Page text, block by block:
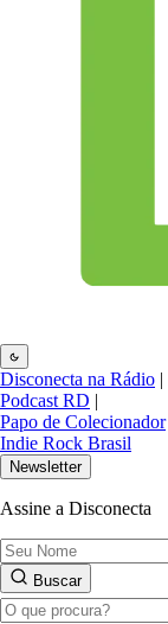
Disconecta na Rádio |
Podcast RD |
Papo de Colecionador
Indie Rock Brasil
Newsletter
Assine a Disconecta
Buscar